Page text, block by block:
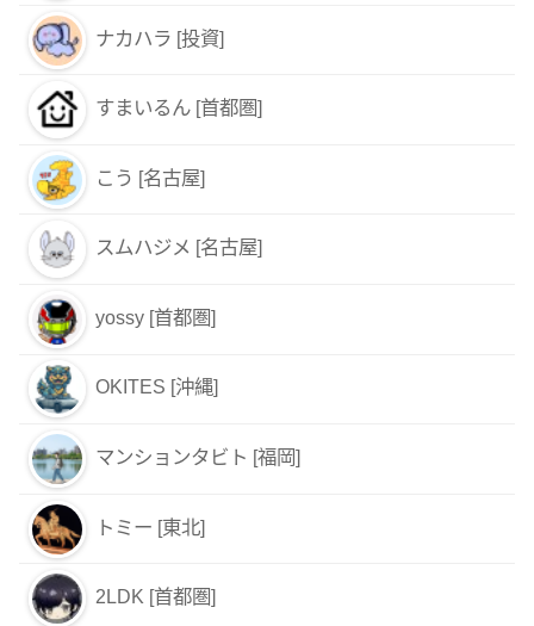
ナカハラ [投資]
すまいるん [首都圏]
こう [名古屋]
スムハジメ [名古屋]
yossy [首都圏]
OKITES [沖縄]
マンションタビト [福岡]
トミー [東北]
2LDK [首都圏]